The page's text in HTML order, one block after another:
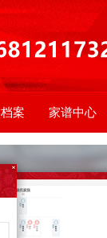
案 家谱中心